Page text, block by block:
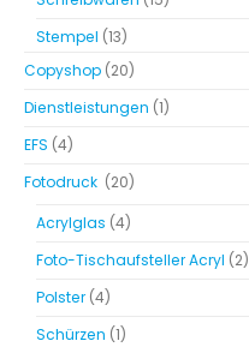
Stempel (13)
Copyshop (20)
Dienstleistungen (1)
EFS (4)
Fotodruck (20)
Acrylglas (4)
Foto-Tischaufsteller Acryl (2)
Polster (4)
Schürzen (1)